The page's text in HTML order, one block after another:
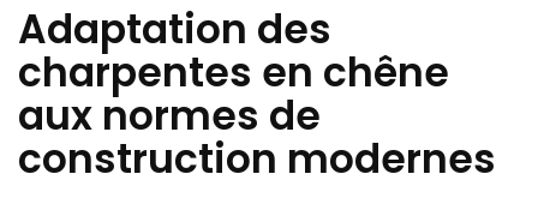
Adaptation des
charpentes en chêne
aux normes de
construction modernes